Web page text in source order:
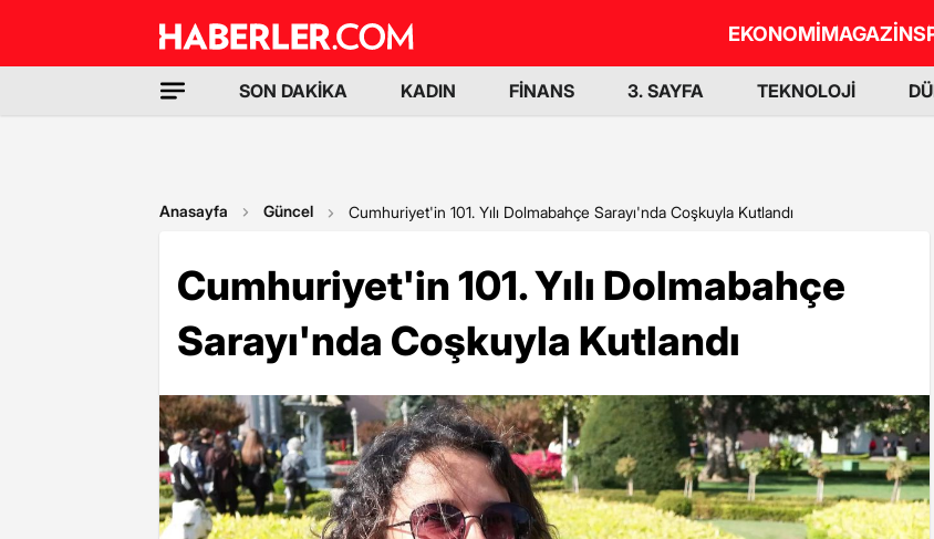
EKONOMİMAGAZİN
SON DAKİKA KADIN FİNANS 3. SAYFA TEKNOLOJİ
Anasayfa Güncel Cumhuriyet'in 101. Yılı Dolmabahçe Sarayı'nda Coşkuyla Kutlandı
Cumhuriyet'in 101. Yılı Dolmabahçe
Sarayı'nda Coşkuyla Kutlandı